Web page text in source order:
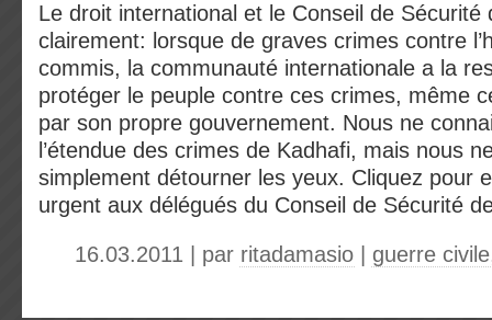
Le droit international et le Conseil de Sécurité
clairement: lorsque de graves crimes contre
commis, la communauté internationale a la
protéger le peuple contre ces crimes, même
par son propre gouvernement. Nous ne
l’étendue des crimes de Kadhafi, mais nous
simplement détourner les yeux. Cliquez pour
urgent aux délégués du Conseil de Sécurité
16.03.2011 | par ritadamasio guerre civile